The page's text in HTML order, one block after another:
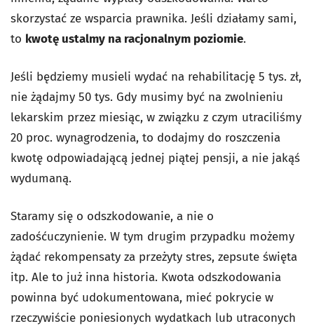
skorzystać ze wsparcia prawnika. Jeśli działamy sami,
to kwotę ustalmy na racjonalnym poziomie.
Jeśli będziemy musieli wydać na rehabilitację 5 tys. zł,
nie żądajmy 50 tys. Gdy musimy być na zwolnieniu
lekarskim przez miesiąc, w związku z czym utraciliśmy
20 proc. wynagrodzenia, to dodajmy do roszczenia
kwotę odpowiadającą jednej piątej pensji, a nie jakąś
wydumaną.
Staramy się o odszkodowanie, a nie o
zadośćuczynienie. W tym drugim przypadku możemy
żądać rekompensaty za przeżyty stres, zepsute święta
itp. Ale to już inna historia. Kwota odszkodowania
powinna być udokumentowana, mieć pokrycie w
rzeczywiście poniesionych wydatkach lub utraconych